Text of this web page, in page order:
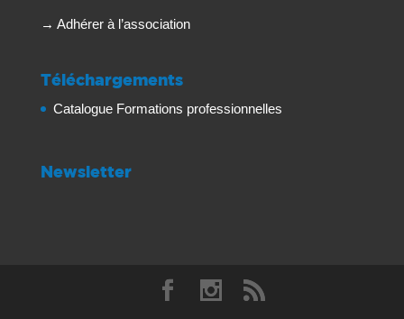
→ Adhérer à l’association
Téléchargements
Catalogue Formations professionnelles
Newsletter